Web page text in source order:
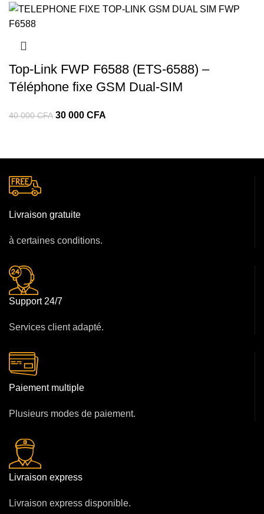
Top‑Link FWP F6588 (ETS‑6588) –
Téléphone fixe GSM Dual‑SIM
40 000CFA 30 000 CFA
Livraison gratuite
à certaines conditions.
Support 24/7
Services client adapté.
Paiement multiple
Plusieurs modes de paiement.
Livraison express
Livraison express disponible.